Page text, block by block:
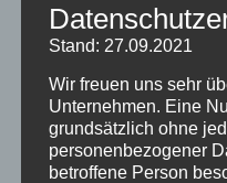
Wunschgravur
Holzpostkarten
Kategorien
Stand: 27.09.2021
Wir freuen uns sehr
Unternehmen. Eine
grundsätzlich ohne
personenbezogener
betroffene Person